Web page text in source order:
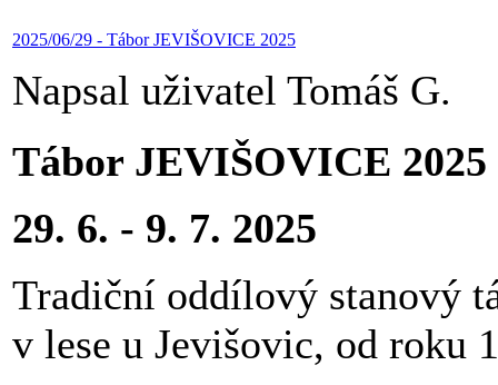
2025/06/29 - Tábor JEVIŠOVICE 2025
Napsal uživatel Tomáš G.
Tábor JEVIŠOVICE 2025
29. 6. - 9. 7. 2025
Tradiční oddílový stanový
v lese u Jevišovic, od roku